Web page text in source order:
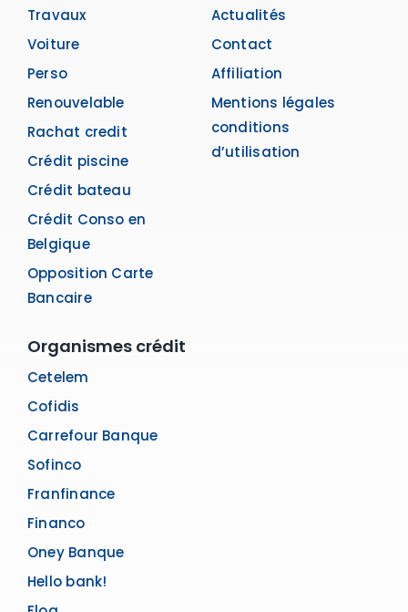
Travaux
Voiture
Perso
Renouvelable
Rachat credit
Crédit piscine
Crédit bateau
Crédit Conso en
Belgique
Opposition Carte
Bancaire
Actualités
Contact
Affiliation
Mentions légales
conditions
d’utilisation
Organismes crédit
Cetelem
Cofidis
Carrefour Banque
Sofinco
Franfinance
Financo
Oney Banque
Hello bank!